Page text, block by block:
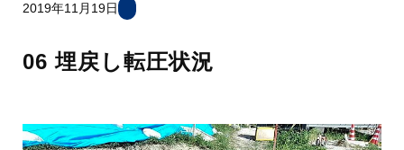
2019年11月19日
06 埋戻し転圧状況